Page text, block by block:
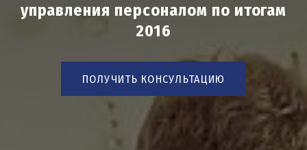
управления персоналом по итогам
2016
ПОЛУЧИТЬ КОНСУЛЬТАЦИЮ